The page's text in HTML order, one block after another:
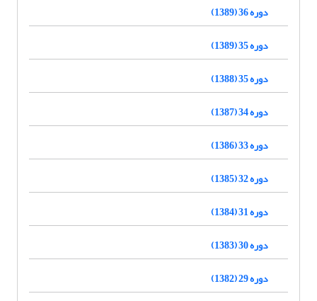
دوره 36 (1389)
دوره 35 (1389)
دوره 35 (1388)
دوره 34 (1387)
دوره 33 (1386)
دوره 32 (1385)
دوره 31 (1384)
دوره 30 (1383)
دوره 29 (1382)